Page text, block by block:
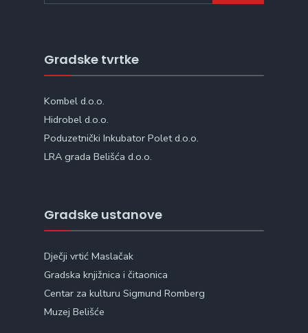
Gradske tvrtke
Kombel d.o.o.
Hidrobel d.o.o.
Poduzetnički Inkubator Polet d.o.o.
LRA grada Belišća d.o.o.
Gradske ustanove
Dječji vrtić Maslačak
Gradska knjižnica i čitaonica
Centar za kulturu Sigmund Romberg
Muzej Belišće